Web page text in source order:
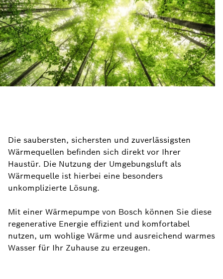
Die saubersten, sichersten und zuverlässigsten
Wärmequellen befinden sich direkt vor Ihrer
Haustür. Die Nutzung der Umgebungsluft als
Wärmequelle ist hierbei eine besonders
unkomplizierte Lösung.
Mit einer Wärmepumpe von Bosch können Sie diese
regenerative Energie effizient und komfortabel
nutzen, um wohlige Wärme und ausreichend warmes
Wasser für Ihr Zuhause zu erzeugen.